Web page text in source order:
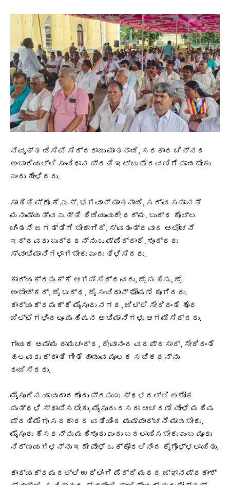
ನಿವೃತ್ತ ಡಿಸಿಪಿ ಸಿದ್ದರಾಜು ಮಾತನಾಡಿ, ಸರಕಾರ ಚಿನ್ನದ
ಅಂಬಾರಿಯಲ್ಲಿ ಸಂವಿಧಾನ ಪ್ರತಿ ಇಟ್ಟು ಮೆರವಣಿಗೆ ಮಾಡಬೇಕು
ಎಂದು ಹೇಳಿದರು.
ಸಾಹಿತಿ ಪ್ರೊ.ಕೆ.ಎಸ್. ಭಗವಾನ್ ಮಾತನಾಡಿ, ಸರ್ವ ಸಮಾನತೆ
ಮನುಷ್ಯತ್ವ ಎತ್ತಿ ಹಿಡಿಯುವುದೇ ಧರ್ಮ. ಬುದ್ಧ ಕೊಟ್ಟ
ಚಿಂತನೆ ಜಗತ್ತಿಗೆ ಬೇಕಾಗಿದೆ. ಸ್ವತಂತ್ರವಾದ ಆಲೋಚನೆ
ಇದ್ದವರು ಬುದ್ಧರನ್ನು ಒಪ್ಪಿದ್ದಾರೆ. ಶೂದ್ರರು
ಸ್ವಾಭಿಮಾನಿಗಳಾಗಬೇಕು ಎಂದು ತಿಳಿಸಿದರು.
ಕಾರ್ಯಕ್ರಮಕ್ಕೆ ಆಗಮಿಸಿದ್ದವರು, ಜೈ ಮಹಿಷ, ಜೈ
ಅಂಬೇಡ್ಕರ್, ಜೈ ಬುದ್ಧ, ಜೈ ಸಂವಿಧಾನ್ ಘೋಷಣೆ ಕೂಗಿದರು.
ಕಾರ್ಯಕ್ರಮಕ್ಕೆ ಮೈಸೂರು ನಗರ, ಜಿಲ್ಲೆ ಸೇರಿದಂತೆ ಹೊರ
ಜಿಲ್ಲೆಗಳಿಂದಲೂ ಮಹಿಷನ ಅಭಿಮಾನಿಗಳು ಆಗಮಿಸಿದ್ದರು.
ಗಾಯಕ ಅಮ್ಮ ರಾಮಚಂದ್ರ, ದೇವಾನಂದ ವರಪ್ರಸಾದ್, ಸೇರಿದಂತೆ
ಹಲವರು ಕ್ರಾಂತಿ ಗೀತೆ ಹಾಡುವ ಮೂಲಕ ಸಭಿಕರನ್ನು
ರಂಜಿಸಿದರು.
ಮೈಸೂರಿನ ಯಾವುದಾದರೊಂದು ಪ್ರಮುಖ ಸ್ಥಳದಲ್ಲಿ ಅಶೋಕ
ಪುತ್ಥಳಿ ಸ್ಥಾಪಿಸಬೇಕು, ಮೈಸೂರು ದಸರಾ ಆಚರಣೆ ವೇಳೆ ಮಹಿಷ
ಪ್ರತಿಮೆಗೂ ಸರಕಾರದ ವತಿಯಿಂದ ಪುಷ್ಪಾರ್ಚನೆ ಮಾಡಬೇಕು,
ಮೈಸೂರು ಹೆಸರನ್ನು ಮಹಿಶೂರು ಎಂದು ಬದಲಾಯಿಸಬೇಕು ಎಂಬ ಮೂರು
ನಿರ್ಣಯಗಳನ್ನು ಇದೇ ವೇಳೆ ಒಕ್ಕೋರಲಿನಿಂದ ಕೈಗೊಳ್ಳಲಾಯಿತು.
ಕಾರ್ಯಕ್ರಮದಲ್ಲಿ ಉರಿಲಿಂಗಿ ಪೆದ್ದಿ ಮಠದ ಜ್ಞಾನಪ್ರಕಾಶ್